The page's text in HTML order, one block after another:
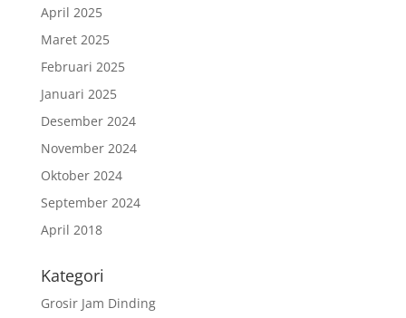
April 2025
Maret 2025
Februari 2025
Januari 2025
Desember 2024
November 2024
Oktober 2024
September 2024
April 2018
Kategori
Grosir Jam Dinding